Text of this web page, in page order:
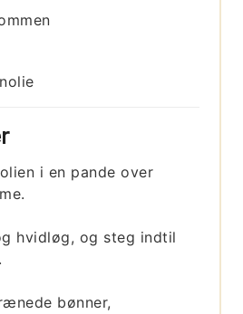
i en pande over
hvidløg, og steg indtil
bønner,